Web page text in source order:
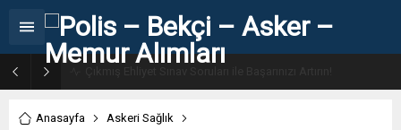
Anasayfa
Askeri Sağlık